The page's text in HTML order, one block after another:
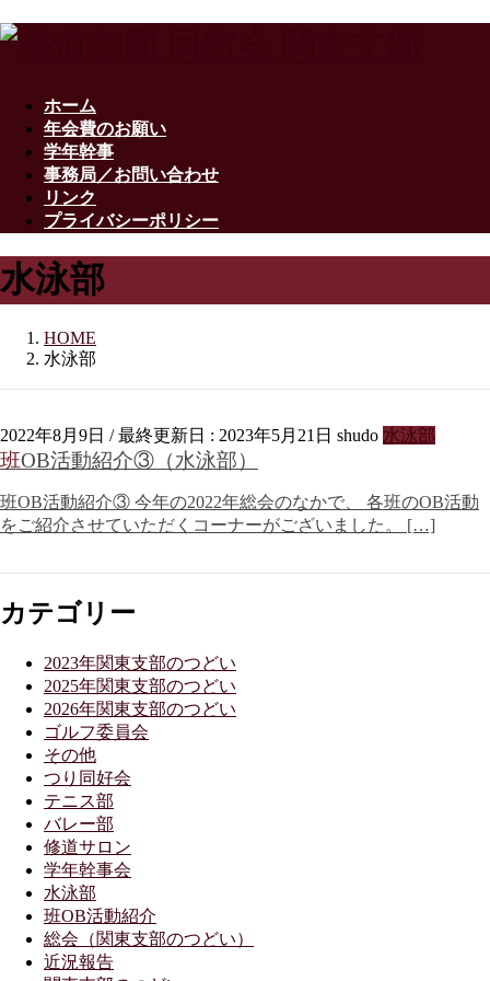
ホーム
年会費のお願い
学年幹事
事務局／お問い合わせ
リンク
プライバシーポリシー
水泳部
HOME
水泳部
2022年8月9日 / 最終更新日 : 2023年5月21日 shudo 水泳部
班OB活動紹介③（水泳部）
班OB活動紹介③ 今年の2022年総会のなかで、 各班のOB活動
をご紹介させていただくコーナーがございました。 […]
カテゴリー
2023年関東支部のつどい
2025年関東支部のつどい
2026年関東支部のつどい
ゴルフ委員会
その他
つり同好会
テニス部
バレー部
修道サロン
学年幹事会
水泳部
班OB活動紹介
総会（関東支部のつどい）
近況報告